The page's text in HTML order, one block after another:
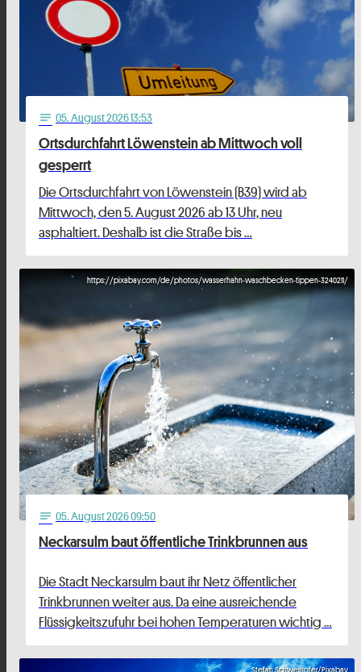
notes 05. August 2026 13:53
Ortsdurchfahrt Löwenstein ab Mittwoch voll
gesperrt
Die Ortsdurchfahrt von Löwenstein (B39) wird ab
Mittwoch, den 5. August 2026 ab 13 Uhr, neu
asphaltiert. Deshalb ist die Straße bis …
https://pixabay.com/de/photos/wasserhahn-waschbecken-tippen-3240211/
notes 05. August 2026 09:50
Neckarsulm baut öffentliche Trinkbrunnen aus
Die Stadt Neckarsulm baut ihr Netz öffentlicher
Trinkbrunnen weiter aus. Da eine ausreichende
Flüssigkeitszufuhr bei hohen Temperaturen wichtig …
Stefan Schweihofer/Pixabay